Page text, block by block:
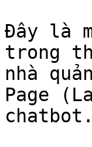
Đây là
trong
nhà
Page
chatbot.